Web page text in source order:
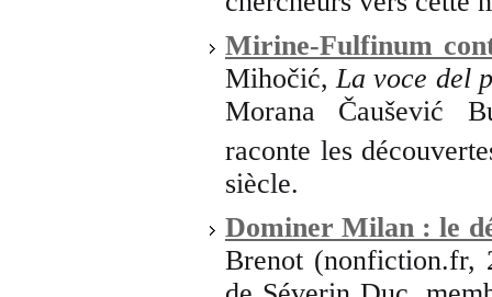
Mirine-Fulfinum
Mihočić,La voce del
Morana Čaušević
raconte les
siècle.
Dominer Milan : le
Brenot (nonfiction.fr,